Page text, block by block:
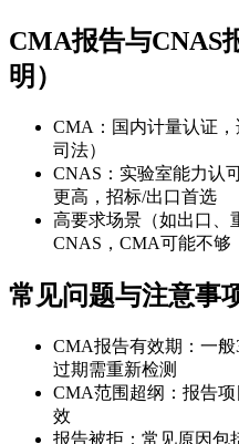
CMA报告与CNAS
明）
CMA：国内计量认证，
司法）
CNAS：实验室能力认
更高，招标/出口首选
高要求场景（如出口、
CNAS，CMA可能不够
常见问题与注意事
CMA报告有效期：一般
过期需重新检测
CMA范围超纲：报告
效
报告被拒：常见原因包